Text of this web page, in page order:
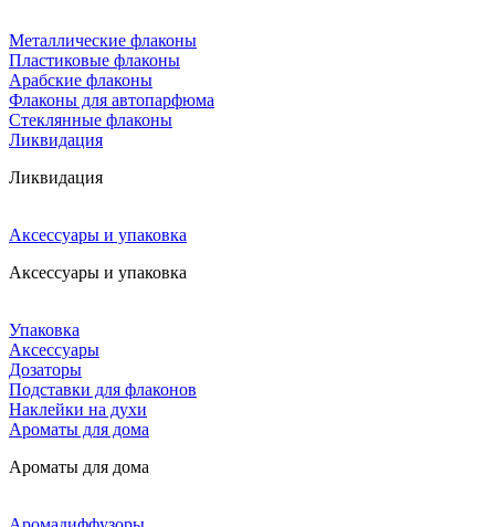
Металлические флаконы
Пластиковые флаконы
Арабские флаконы
Флаконы для автопарфюма
Стеклянные флаконы
Ликвидация
Ликвидация
Аксессуары и упаковка
Аксессуары и упаковка
Упаковка
Аксессуары
Дозаторы
Подставки для флаконов
Наклейки на духи
Ароматы для дома
Ароматы для дома